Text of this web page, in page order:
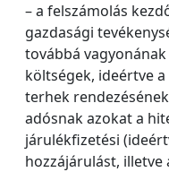
– a felszámolás
gazdasági
továbbá
költségek, ideértve
terhek
adósnak azokat a
járulékfizetési
hozzájárulást,